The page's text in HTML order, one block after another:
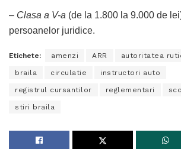
– Clasa a V-a (de la 1.800 la 9.000 de
persoanelor juridice.
Etichete: amenzi ARR autoritatea
braila circulatie instructori auto
registrul cursantilor reglementari
stiri braila